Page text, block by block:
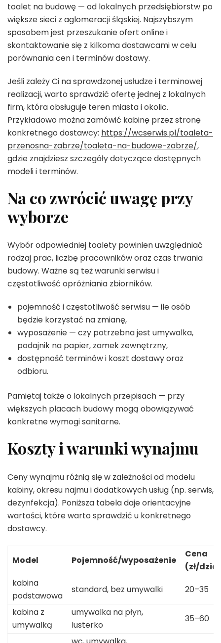
toalet na budowę — od lokalnych przedsiębiorstw po
większe sieci z aglomeracji śląskiej. Najszybszym
sposobem jest przeszukanie ofert online i
skontaktowanie się z kilkoma dostawcami w celu
porównania cen i terminów dostawy.
Jeśli zależy Ci na sprawdzonej usłudze i terminowej
realizacji, warto sprawdzić ofertę jednej z lokalnych
firm, która obsługuje teren miasta i okolic.
Przykładowo można zamówić kabinę przez stronę
konkretnego dostawcy: https://wcserwis.pl/toaleta-
przenosna-zabrze/toaleta-na-budowe-zabrze/,
gdzie znajdziesz szczegóły dotyczące dostępnych
modeli i terminów.
Na co zwrócić uwagę przy
wyborze
Wybór odpowiedniej toalety powinien uwzględniać
rodzaj prac, liczbę pracowników oraz czas trwania
budowy. Ważne są też warunki serwisu i
częstotliwość opróżniania zbiorników.
pojemność i częstotliwość serwisu — ile osób
będzie korzystać na zmianę,
wyposażenie — czy potrzebna jest umywalka,
podajnik na papier, zamek zewnętrzny,
dostępność terminów i koszt dostawy oraz
odbioru.
Pamiętaj także o lokalnych przepisach — przy
większych placach budowy mogą obowiązywać
konkretne wymogi sanitarne.
Koszty i warunki wynajmu
Ceny wynajmu różnią się w zależności od modelu
kabiny, okresu najmu i dodatkowych usług (np. serwis,
dezynfekcja). Poniższa tabela daje orientacyjne
wartości, które warto sprawdzić u konkretnego
dostawcy.
Model Pojemność/wyposażenie
Cena
(zł/
kabina
podstawowa
standard, bez umywalki
20–35
kabina z
umywalką
umywalka na płyn,
lusterko
35–60